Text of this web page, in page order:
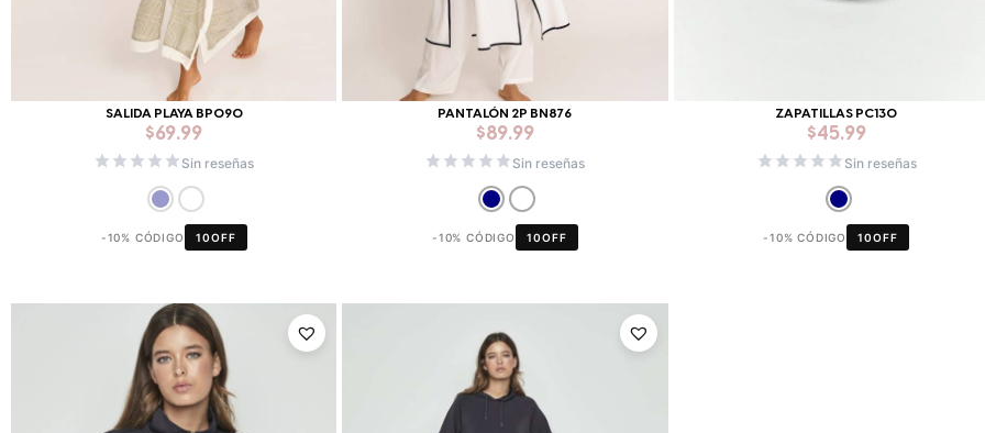
SALIDA PLAYA BP090
$69.99
Sin reseñas
-10% CÓDIGO 10OFF
PANTALÓN 2P BN876
$89.99
Sin reseñas
-10% CÓDIGO 10OFF
ZAPATILLAS PC130
$45.99
Sin reseñas
-10% CÓDIGO 10OFF